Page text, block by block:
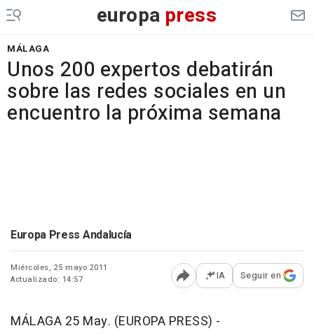
europa press
MÁLAGA
Unos 200 expertos debatirán
sobre las redes sociales en un
encuentro la próxima semana
Europa Press Andalucía
Miércoles, 25 mayo 2011
Actualizado: 14:57
Abrir opciones para
IA Seguir en
MÁLAGA 25 May. (EUROPA PRESS) -